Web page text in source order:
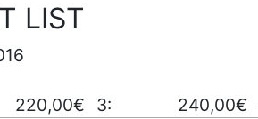
LIST
220,00€ 3: 240,00€